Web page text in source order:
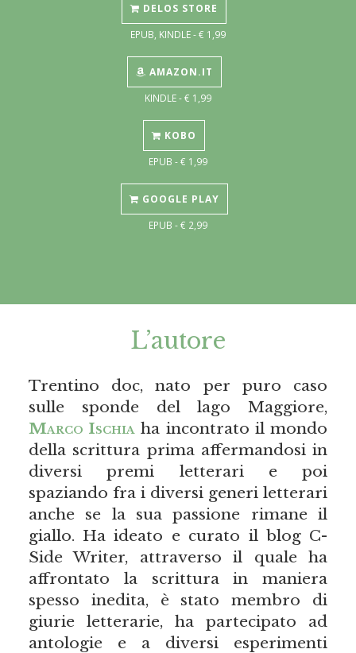
DELOS STORE
EPUB, KINDLE - € 1,99
AMAZON.IT
KINDLE - € 1,99
KOBO
EPUB - € 1,99
GOOGLE PLAY
EPUB - € 2,99
L’autore
Trentino doc, nato per puro caso
sulle sponde del lago Maggiore,
Marco Ischia ha incontrato il mondo
della scrittura prima affermandosi in
diversi premi letterari e poi
spaziando fra i diversi generi letterari
anche se la sua passione rimane il
giallo. Ha ideato e curato il blog C-
Side Writer, attraverso il quale ha
affrontato la scrittura in maniera
spesso inedita, è stato membro di
giurie letterarie, ha partecipato ad
antologie e a diversi esperimenti